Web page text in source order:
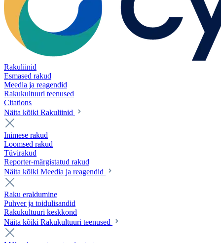
Rakuliinid
Esmased rakud
Meedia ja reagendid
Rakukultuuri teenused
Citations
Näita kõiki Rakuliinid
Inimese rakud
Loomsed rakud
Tüvirakud
Reporter-märgistatud rakud
Näita kõiki Meedia ja reagendid
Raku eraldumine
Puhver ja toidulisandid
Rakukultuuri keskkond
Näita kõiki Rakukultuuri teenused